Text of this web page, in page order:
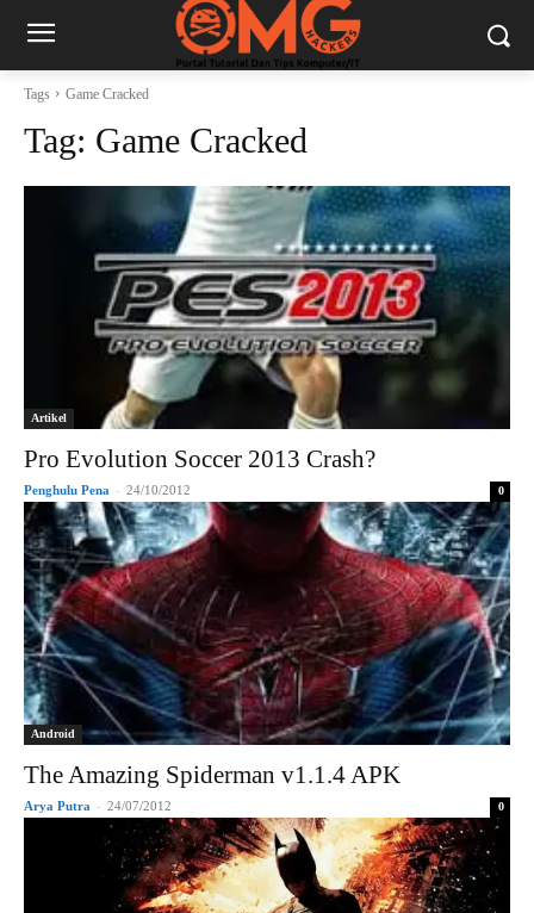
Tags Game Cracked
Tag: Game Cracked
Artikel
Pro Evolution Soccer 2013 Crash?
Penghulu Pena - 24/10/2012 0
Android
The Amazing Spiderman v1.1.4 APK
Arya Putra - 24/07/2012 0